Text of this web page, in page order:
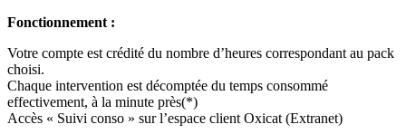
Fonctionnement :
Votre compte est crédité du nombre d’heures correspondant au pack
choisi.
Chaque intervention est décomptée du temps consommé
effectivement, à la minute près(*)
Accès « Suivi conso » sur l’espace client Oxicat (Extranet)